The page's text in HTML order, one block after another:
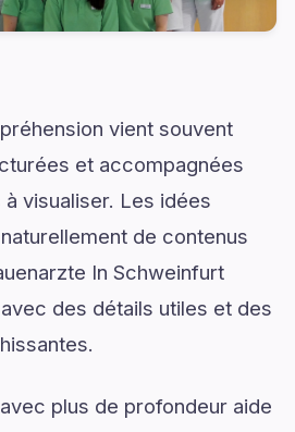
vient souvent
et accompagnées
visualiser. Les idées
de contenus
In Schweinfurt
des détails utiles et des
plus de profondeur aide